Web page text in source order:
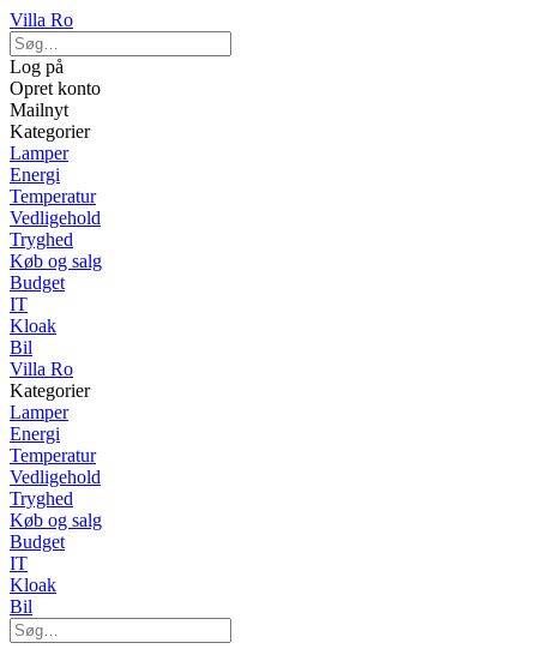
Villa Ro
Log på
Opret konto
Mailnyt
Kategorier
Lamper
Energi
Temperatur
Vedligehold
Tryghed
Køb og salg
Budget
IT
Kloak
Bil
Villa Ro
Kategorier
Lamper
Energi
Temperatur
Vedligehold
Tryghed
Køb og salg
Budget
IT
Kloak
Bil